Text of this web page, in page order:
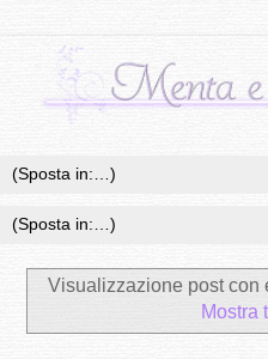
Visualizzazione post con
Mostra